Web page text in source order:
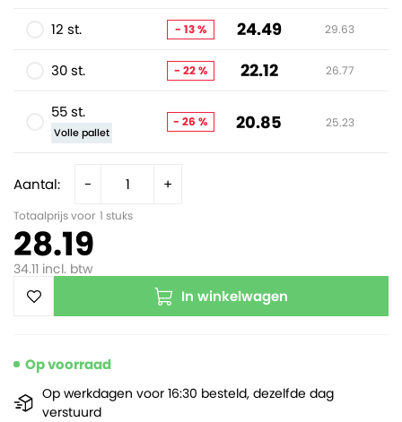
Aantal: - +
Totaalprijs voor 1 stuks
28.19
34.11 incl. btw
In winkelwagen
12 st. - 13 % 24.49 29.63
30 st. - 22 % 22.12 26.77
55 st.
Volle pallet
- 26 % 20.85 25.23
Op voorraad
Op werkdagen voor 16:30 besteld, dezelfde dag
verstuurd